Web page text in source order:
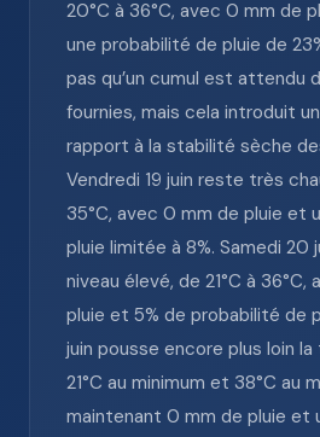
20°C à 36°C, avec 0 mm de
une probabilité de pluie de
pas qu’un cumul est attendu
fournies, mais cela introduit
rapport à la stabilité sèche
Vendredi 19 juin reste très
35°C, avec 0 mm de pluie et
pluie limitée à 8%. Samedi 20
niveau élevé, de 21°C à
pluie et 5% de probabilité de
juin pousse encore plus loin
21°C au minimum et 38°C au
maintenant 0 mm de pluie et